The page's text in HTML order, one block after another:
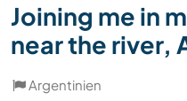
Joining me in
near the river,
Argentinien